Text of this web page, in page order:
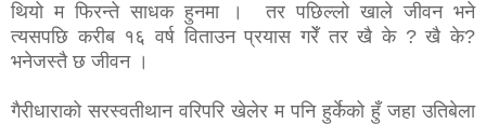
थियो म फिरन्ते साधक हुनमा । तर पछिल्लो खाले जीवन भने
त्यसपछि करीब १६ वर्ष विताउन प्रयास गरेँ तर खै के ? खै के?
भनेजस्तै छ जीवन ।
गैरीधाराको सरस्वतीथान वरिपरि खेलेर म पनि हुर्केको हुँ जहा उतिबेला